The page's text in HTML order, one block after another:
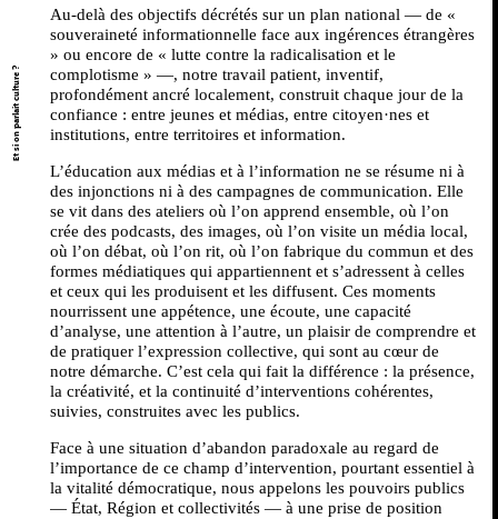
Et si on parlait culture ?
Au-delà des objectifs décrétés sur un plan national — de «
souveraineté informationnelle face aux ingérences étrangères
» ou encore de « lutte contre la radicalisation et le
complotisme » —, notre travail patient, inventif,
profondément ancré localement, construit chaque jour de la
confiance : entre jeunes et médias, entre citoyen·nes et
institutions, entre territoires et information.
L’éducation aux médias et à l’information ne se résume ni à
des injonctions ni à des campagnes de communication. Elle
se vit dans des ateliers où l’on apprend ensemble, où l’on
crée des podcasts, des images, où l’on visite un média local,
où l’on débat, où l’on rit, où l’on fabrique du commun et des
formes médiatiques qui appartiennent et s’adressent à celles
et ceux qui les produisent et les diffusent. Ces moments
nourrissent une appétence, une écoute, une capacité
d’analyse, une attention à l’autre, un plaisir de comprendre et
de pratiquer l’expression collective, qui sont au cœur de
notre démarche. C’est cela qui fait la différence : la présence,
la créativité, et la continuité d’interventions cohérentes,
suivies, construites avec les publics.
Face à une situation d’abandon paradoxale au regard de
l’importance de ce champ d’intervention, pourtant essentiel à
la vitalité démocratique, nous appelons les pouvoirs publics
— État, Région et collectivités — à une prise de position